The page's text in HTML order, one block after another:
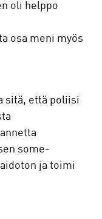
oli helppo
osa meni myös
sitä, että poliisi
some-
ja toimi